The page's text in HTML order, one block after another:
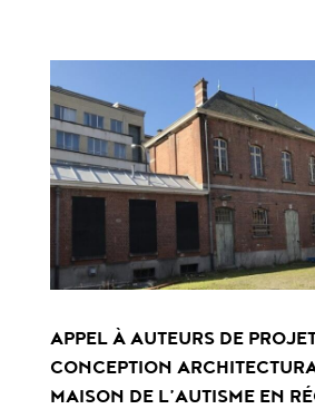
APPEL À AUTEURS DE
CONCEPTION
MAISON DE L’AUTISME EN